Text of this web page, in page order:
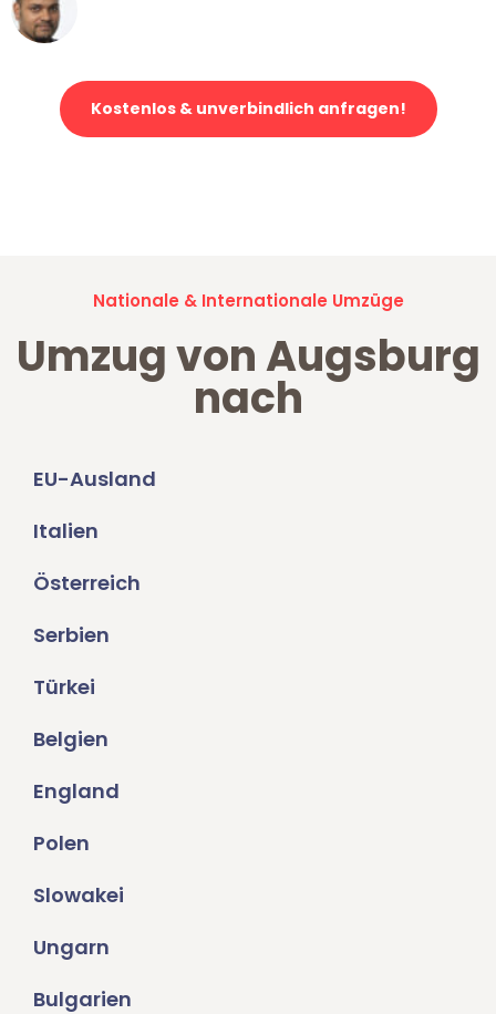
Kostenlos & unverbindlich anfragen!
Nationale & Internationale Umzüge
Umzug von Augsburg
nach
EU-Ausland
Italien
Österreich
Serbien
Türkei
Belgien
England
Polen
Slowakei
Ungarn
Bulgarien